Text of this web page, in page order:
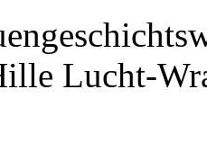
Lucht-